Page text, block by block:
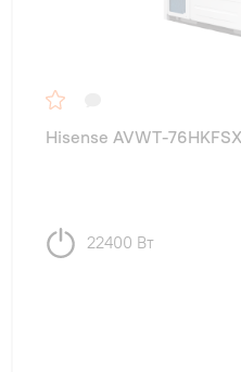
в ресторан
в салон
на производство
+ Показать еще (1
Hisense AVWT-
22400 Вт